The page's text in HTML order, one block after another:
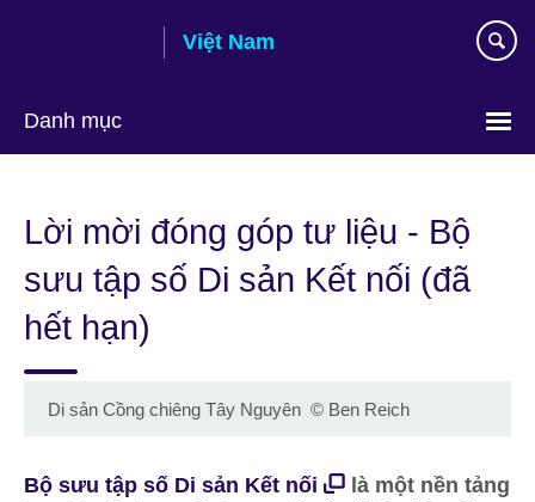
Việt Nam
Danh mục
language
Lời mời đóng góp tư liệu - Bộ
sưu tập số Di sản Kết nối (đã
hết hạn)
Di sản Cồng chiêng Tây Nguyên © Ben Reich
Bộ sưu tập số Di sản Kết nối
là một nền tảng